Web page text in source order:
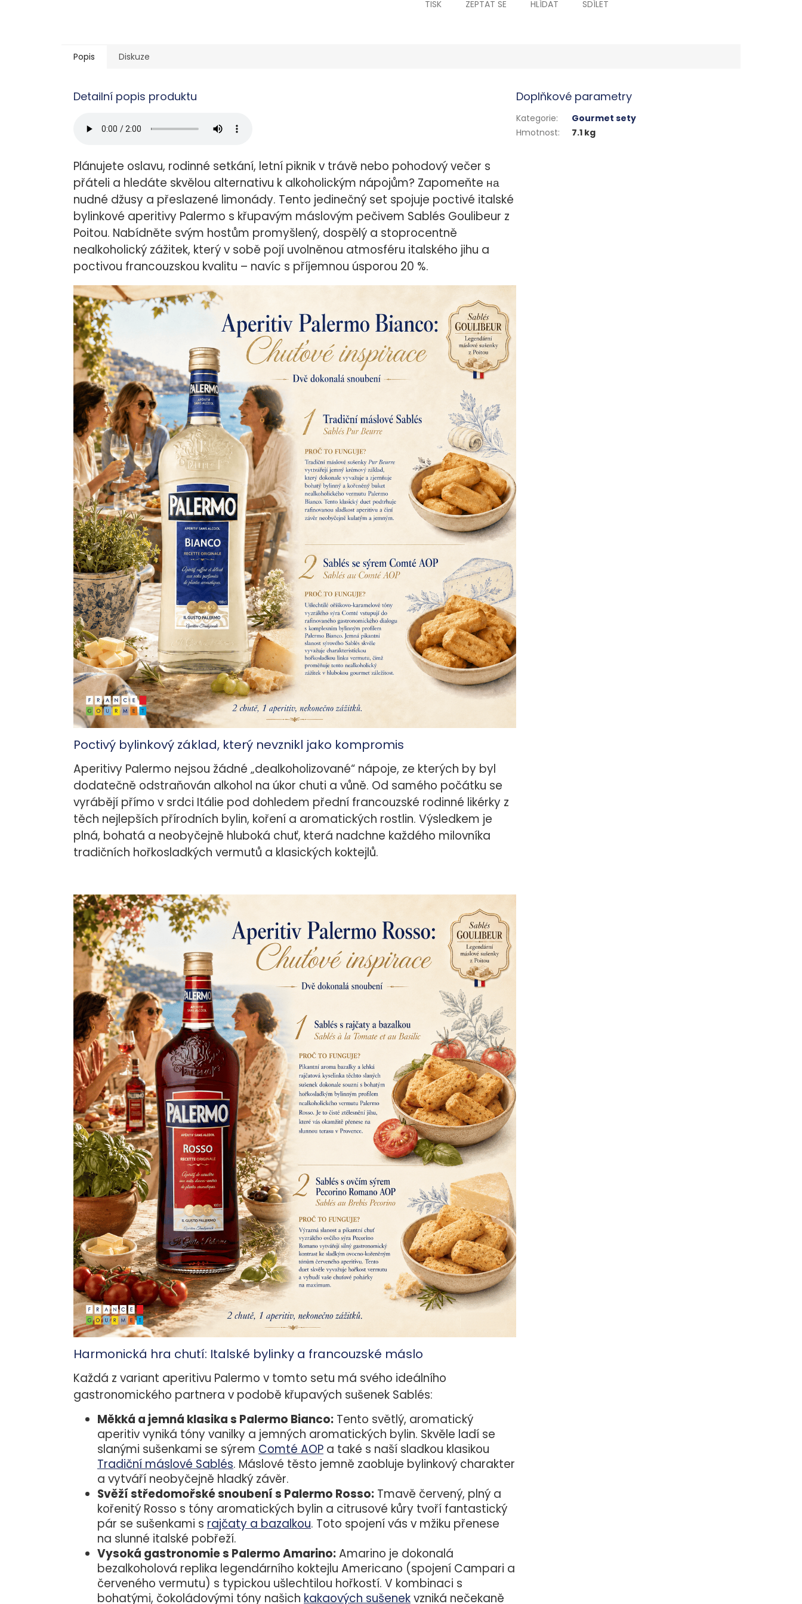
TISK ZEPTAT SE HLÍDAT SDÍLET
Popis Diskuze
Detailní popis produktu
Plánujete oslavu, rodinné setkání, letní piknik v trávě nebo pohodový večer s
přáteli a hledáte skvělou alternativu k alkoholickým nápojům? Zapomeňte на
nudné džusy a přeslazené limonády. Tento jedinečný set spojuje poctivé italské
bylinkové aperitivy Palermo s křupavým máslovým pečivem Sablés Goulibeur z
Poitou. Nabídněte svým hostům promyšlený, dospělý a stoprocentně
nealkoholický zážitek, který v sobě pojí uvolněnou atmosféru italského jihu a
poctivou francouzskou kvalitu – navíc s příjemnou úsporou 20 %.
Poctivý bylinkový základ, který nevznikl jako kompromis
Aperitivy Palermo nejsou žádné „dealkoholizované“ nápoje, ze kterých by byl
dodatečně odstraňován alkohol na úkor chuti a vůně. Od samého počátku se
vyrábějí přímo v srdci Itálie pod dohledem přední francouzské rodinné likérky z
těch nejlepších přírodních bylin, koření a aromatických rostlin. Výsledkem je
plná, bohatá a neobyčejně hluboká chuť, která nadchne každého milovníka
tradičních hořkosladkých vermutů a klasických koktejlů.
Harmonická hra chutí: Italské bylinky a francouzské máslo
Každá z variant aperitivu Palermo v tomto setu má svého ideálního
gastronomického partnera v podobě křupavých sušenek Sablés:
Měkká a jemná klasika s Palermo Bianco: Tento světlý, aromatický
aperitiv vyniká tóny vanilky a jemných aromatických bylin. Skvěle ladí se
slanými sušenkami se sýrem Comté AOP a také s naší sladkou klasikou
Tradiční máslové Sablés. Máslové těsto jemně zaobluje bylinkový charakter
a vytváří neobyčejně hladký závěr.
Svěží středomořské snoubení s Palermo Rosso: Tmavě červený, plný a
kořenitý Rosso s tóny aromatických bylin a citrusové kůry tvoří fantastický
pár se sušenkami s rajčaty a bazalkou. Toto spojení vás v mžiku přenese
na slunné italské pobřeží.
Vysoká gastronomie s Palermo Amarino:Amarino je dokonalá
bezalkoholová replika legendárního koktejlu Americano (spojení Campari a
červeného vermutu) s typickou ušlechtilou hořkostí. V kombinaci s
bohatými, čokoládovými tóny našich kakaových sušenekvzniká nečekaně
Doplňkové parametry
Kategorie:
Gourmet sety
Hmotnost: 7.1 kg